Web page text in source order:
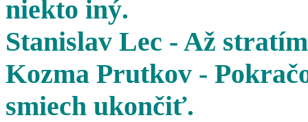
niekto iný.
Stanislav Lec - Až
Kozma Prutkov -
smiech ukončiť.